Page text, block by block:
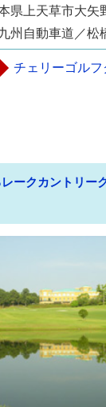
県上天草市大矢
州自動車道／松
チェリーゴル
ークカントリー